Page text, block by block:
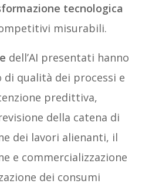
tecnologica
misurabili.
dell’AI presentati hanno
qualità dei processi e
predittiva,
della catena di
dei lavori alienanti, il
e commercializzazione
dei consumi